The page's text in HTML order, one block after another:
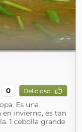
0 Delicioso
Es una
invierno, es tan
1 cebolla grande